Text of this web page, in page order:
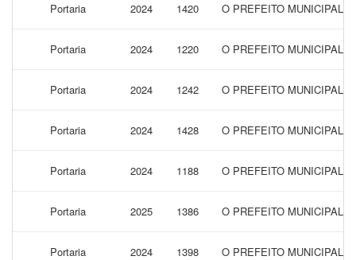
Portaria 2024 1420 O PREFEITO MUNICIPAL
Portaria 2024 1220 O PREFEITO MUNICIPAL
Portaria 2024 1242 O PREFEITO MUNICIPAL
Portaria 2024 1428 O PREFEITO MUNICIPAL
Portaria 2024 1188 O PREFEITO MUNICIPAL
Portaria 2025 1386 O PREFEITO MUNICIPAL
Portaria 2024 1398 O PREFEITO MUNICIPAL